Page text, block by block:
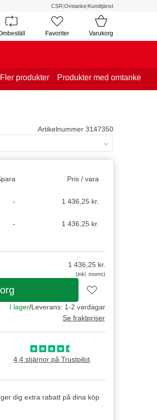
CSR|Omtanke|Kundtjänst
Favoriter Varukorg
Fler produkter Produkter med omtanke
Artikelnummer 3147350
Pris / vara
- 1 436,25 kr.
- 1 436,25 kr.
1 436,25kr.
(inkl. moms)
I lager/Leverans: 1-2 vardagar
Se fraktpriser
4,4 stjärnor på Trustpilot
dig extra rabatt på dina köp